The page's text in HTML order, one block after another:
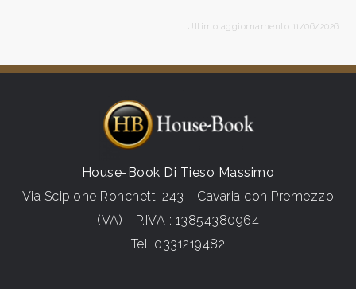
Ultimo aggiornamento 11/06/2026
House-Book Di Tieso Massimo
Via Scipione Ronchetti 243 - Cavaria con Premezzo
(VA) - P.IVA : 13854380964
Tel. 0331219482